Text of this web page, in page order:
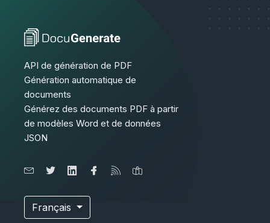
API de génération de PDF
Génération automatique de
documents
Générez des documents PDF à partir
de modèles Word et de données
JSON
Français